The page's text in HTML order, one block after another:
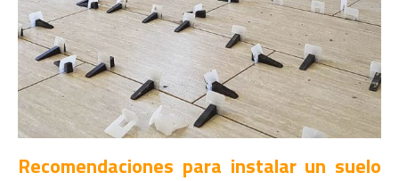
Recomendaciones para instalar un suelo